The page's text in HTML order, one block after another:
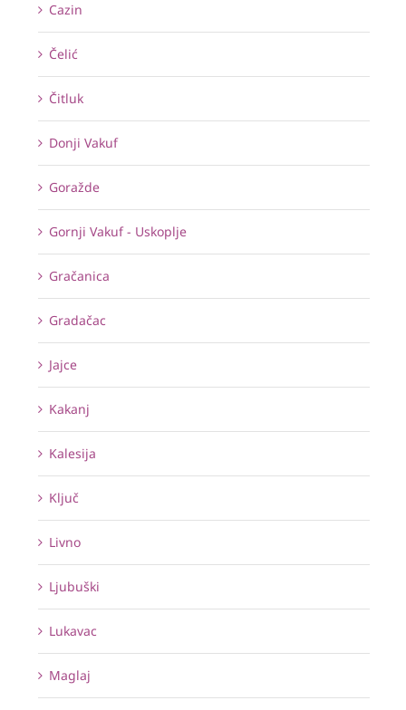
Cazin
Čelić
Čitluk
Donji Vakuf
Goražde
Gornji Vakuf - Uskoplje
Gračanica
Gradačac
Jajce
Kakanj
Kalesija
Ključ
Livno
Ljubuški
Lukavac
Maglaj